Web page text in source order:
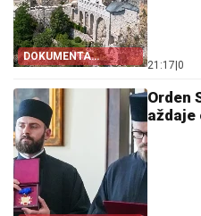
DOKUMENTA
OTKRIVAJU
21:17 0
Orden
aždaje